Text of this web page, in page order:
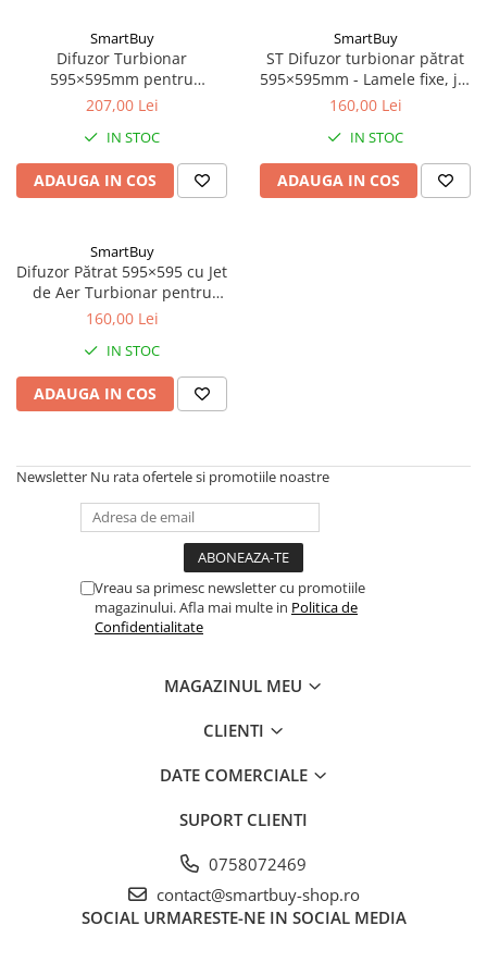
SmartBuy
Difuzor Turbionar
595×595mm pentru
Introducerea și Evacuarea
Performanță Ridicatăv SW-R48
207,00 Lei
IN STOC
ADAUGA IN COS
SmartBuy
ST Difuzor turbionar pătrat
595×595mm - Lamele fixe, jet
de aer pentru încăperi până
160,00 Lei
IN STOC
ADAUGA IN COS
SmartBuy
Difuzor Pătrat 595×595 cu Jet
de Aer Turbionar pentru
Ventilație (Până la 4m
160,00 Lei
IN STOC
ADAUGA IN COS
Newsletter Nu rata ofertele si promotiile noastre
Vreau sa primesc newsletter cu promotiile
magazinului. Afla mai multe in Politica de
Confidentialitate
MAGAZINUL MEU
CLIENTI
DATE COMERCIALE
SUPORT CLIENTI
0758072469
contact@smartbuy-shop.ro
SOCIAL URMARESTE-NE IN SOCIAL MEDIA